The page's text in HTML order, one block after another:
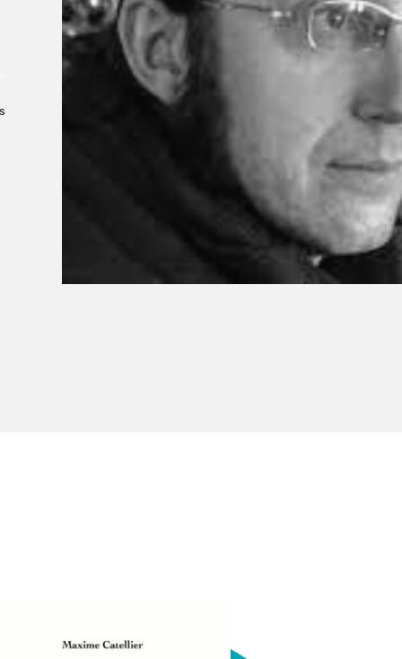
À propos du Salon
Liste des exposant·e·s
Liste des auteur·rice·s